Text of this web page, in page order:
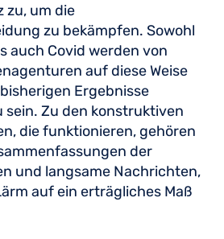
zu, um die
zu bekämpfen. Sowohl
auch Covid werden von
auf diese Weise
Ergebnisse
sein. Zu den konstruktiven
die funktionieren, gehören
der
und langsame Nachrichten,
auf ein erträgliches Maß